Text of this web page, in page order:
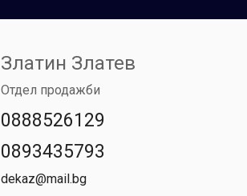
Златин Златев
Отдел продажби
0888526129
0893435793
dekaz@mail.bg